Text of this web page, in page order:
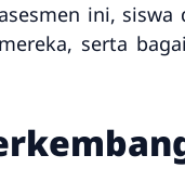
ini, siswa
serta